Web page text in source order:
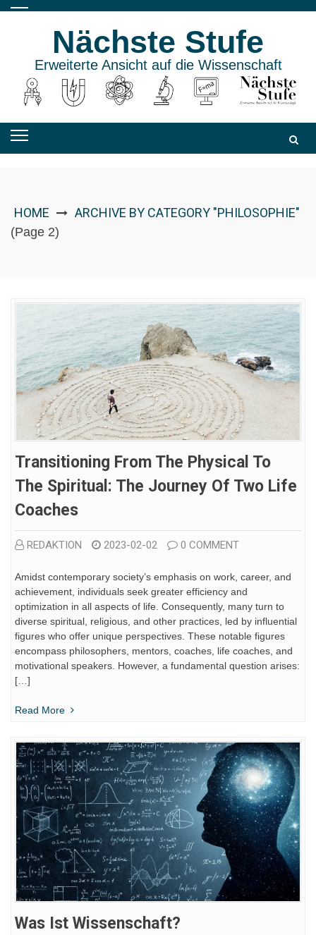
Skip
Nächste Stufe
Erweiterte Ansicht auf die Wissenschaft
HOME ARCHIVE BY CATEGORY "PHILOSOPHIE"
(Page 2)
Transitioning From The Physical To
The Spiritual: The Journey Of Two Life
Coaches
REDAKTION 2023-02-02 0 COMMENT
Amidst contemporary society’s emphasis on work, career, and
achievement, individuals seek greater efficiency and
optimization in all aspects of life. Consequently, many turn to
diverse spiritual, religious, and other practices, led by influential
figures who offer unique perspectives. These notable figures
encompass philosophers, mentors, coaches, life coaches, and
motivational speakers. However, a fundamental question arises:
[…]
Read More
Was Ist Wissenschaft?